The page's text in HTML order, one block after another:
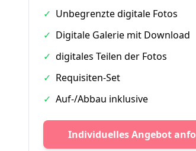
✓ Unbegrenzte digitale Fotos
✓ Digitale Galerie mit Download
✓ digitales Teilen der Fotos
✓ Requisiten-Set
✓ Auf-/Abbau inklusive
Individuelles Angebot